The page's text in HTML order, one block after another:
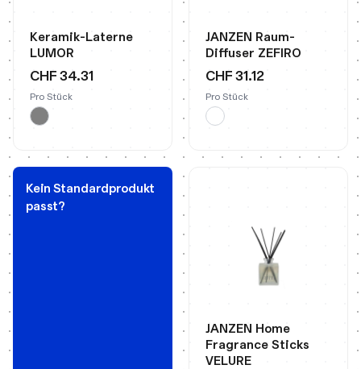
Keramik-Laterne
LUMOR
CHF 34.31
Pro Stück
JANZEN Raum-
Diffuser ZEFIRO
CHF 31.12
Pro Stück
Kein Standardprodukt
passt?
JANZEN Home
Fragrance Sticks
VELURE